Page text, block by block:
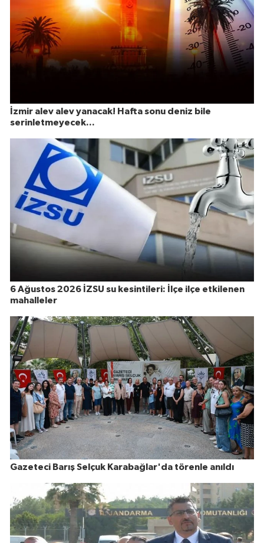
İzmir alev alev yanacak! Hafta sonu deniz bile
serinletmeyecek...
6 Ağustos 2026 İZSU su kesintileri: İlçe ilçe etkilenen
mahalleler
Gazeteci Barış Selçuk Karabağlar'da törenle anıldı